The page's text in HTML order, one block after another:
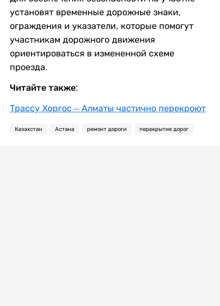
установят временные дорожные знаки,
ограждения и указатели, которые помогут
участникам дорожного движения
ориентироваться в измененной схеме
проезда.
Читайте также:
Трассу Хоргос – Алматы частично перекроют
Казахстан Астана ремонт дороги перекрытие дорог